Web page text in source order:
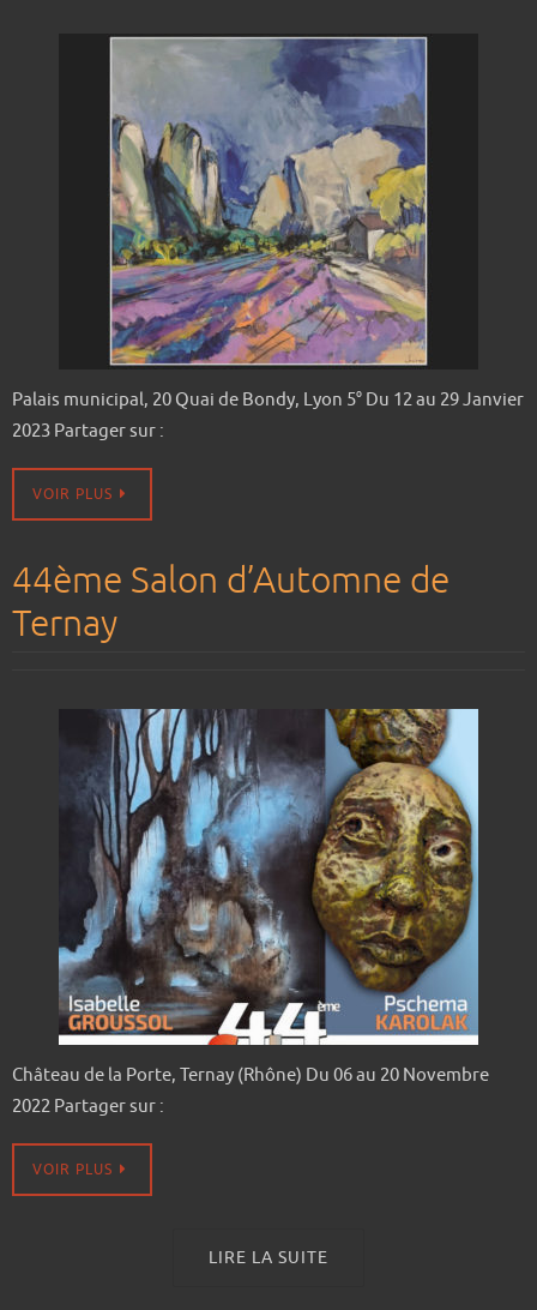
Palais municipal, 20 Quai de Bondy, Lyon 5° Du 12 au 29 Janvier
2023 Partager sur :
VOIR PLUS
44ème Salon d’Automne de
Ternay
Château de la Porte, Ternay (Rhône) Du 06 au 20 Novembre
2022 Partager sur :
VOIR PLUS
LIRE LA SUITE